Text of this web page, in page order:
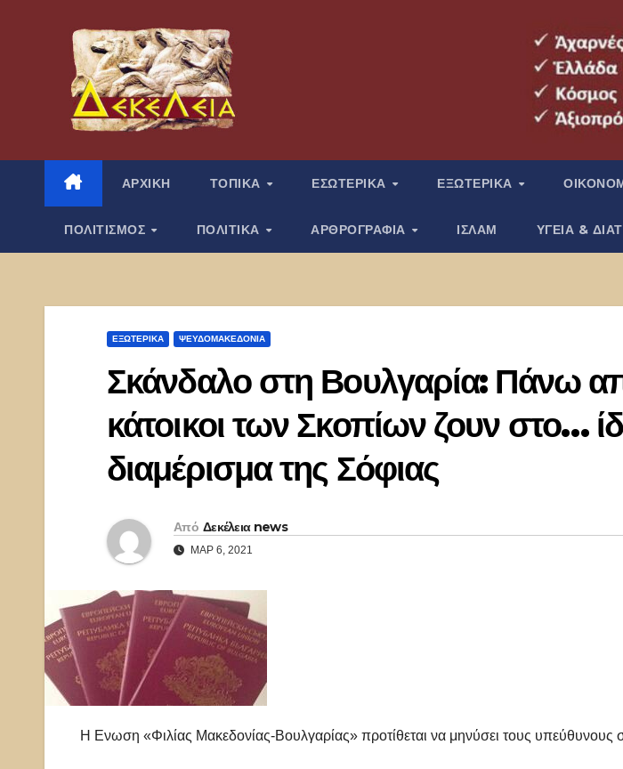
περιεχόμενο
ΑΡΧΙΚΗ ΤΟΠΙΚΑ ΕΣΩΤΕΡΙΚΑ ΕΞΩΤΕΡΙΚΑ
ΠΟΛΙΤΙΣΜΟΣ ΠΟΛΙΤΙΚΑ ΑΡΘΡΟΓΡΑΦΙΑ ΙΣΛΑΜ ΥΓΕΙΑ &
ΕΞΩΤΕΡΙΚΑ ΨΕΥΔΟΜΑΚΕΔΟΝΊΑ
Σκάνδαλο στη Βουλγαρία: Πάνω
κάτοικοι των Σκοπίων ζουν στο…
διαμέρισμα της Σόφιας
Από Δεκέλεια news
ΜΑΡ 6, 2021
Η Ενωση «Φιλίας Μακεδονίας-Βουλγαρίας» προτίθεται να μηνύσει τους υπεύθυνους